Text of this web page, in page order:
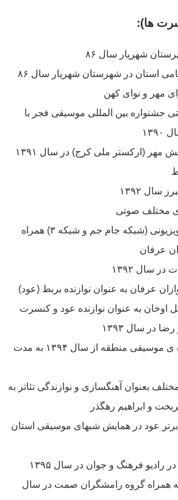
ها):
شهریار سال ۸۶
استان در شهرستان شهریار سال ۸۶
مهر و نوای کهن
جشنواره بین المللی موسیقی فجر با
– همکاری با ارکستر کیش مهر (ارکستر ملی کرج) در سال ۱۳۹۱
سال ۱۳۹۲
مختلف صوتی‌
– اجرای برنامه زنده تلویزیونی (شبکه جام جم و شبکه ۳) همراه
عرفان
سال ۱۳۹۲
عرفان به عنوان نوازنده بربط (عود)
اوخان به عنوان نوازنده عود و کنسرت
در سال ۱۳۹۳
– داور رسمی جشنواره ی موسیقی منطقه از سال ۱۳۹۴ به مدت
بعنوان آهنگسازی و نوازندگی تئاتر به
و ابراهیم رهگذر
عود در همایش شبهای موسیقی استان
فرهنگ و جوان در سال ۱۳۹۵
همراه گروه رامشگران صمت در سال